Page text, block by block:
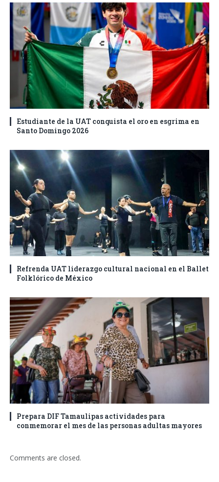
Estudiante de la UAT conquista el oro en esgrima en
Santo Domingo 2026
Refrenda UAT liderazgo cultural nacional en el Ballet
Folklórico de México
Prepara DIF Tamaulipas actividades para
conmemorar el mes de las personas adultas mayores
Comments are closed.